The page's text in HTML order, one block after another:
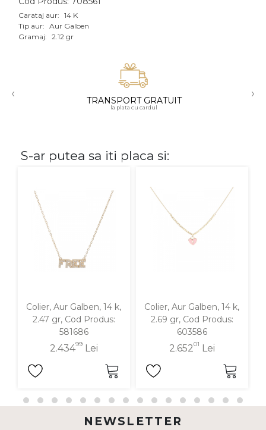
Aur mixt
18K
Diamante
Carataj aur: 14 K
Tip aur: Aur Galben
Gramaj: 2.12 gr
‹ TRANSPORT GRATUIT
la plata cu cardul
›
S-ar putea sa iti placa si:
Colier, Aur Galben, 14 k,
2.47 gr, Cod Produs:
581686
2.43499Lei
Colier, Aur Galben, 14 k,
2.69 gr, Cod Produs:
603586
2.65201 Lei
NEWSLETTER